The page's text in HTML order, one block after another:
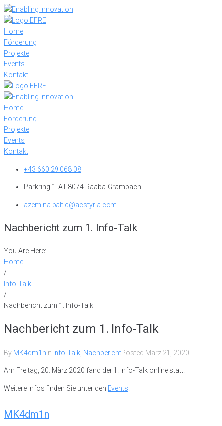
Skip
to
content
Home
Förderung
Projekte
Events
Kontakt
Home
Förderung
Projekte
Events
Kontakt
+43 660 29 068 08
Parkring 1, AT-8074 Raaba-Grambach
azemina.baltic@acstyria.com
Nachbericht zum 1. Info-Talk
You Are Here:
Home
/
Info-Talk
/
Nachbericht zum 1. Info-Talk
Nachbericht zum 1. Info-Talk
By MK4dm1n In Info-Talk NachberichtPosted März 21, 2020
Am Freitag, 20. März 2020 fand der 1. Info-Talk online statt.
Weitere Infos finden Sie unter den Events
MK4dm1n